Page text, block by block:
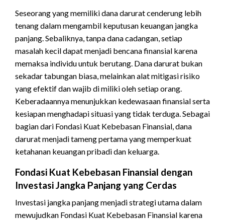
Seseorang yang memiliki dana darurat cenderung lebih
tenang dalam mengambil keputusan keuangan jangka
panjang. Sebaliknya, tanpa dana cadangan, setiap
masalah kecil dapat menjadi bencana finansial karena
memaksa individu untuk berutang. Dana darurat bukan
sekadar tabungan biasa, melainkan alat mitigasi risiko
yang efektif dan wajib di miliki oleh setiap orang.
Keberadaannya menunjukkan kedewasaan finansial serta
kesiapan menghadapi situasi yang tidak terduga. Sebagai
bagian dari Fondasi Kuat Kebebasan Finansial, dana
darurat menjadi tameng pertama yang memperkuat
ketahanan keuangan pribadi dan keluarga.
Fondasi Kuat Kebebasan Finansial dengan
Investasi Jangka Panjang yang Cerdas
Investasi jangka panjang menjadi strategi utama dalam
mewujudkan Fondasi Kuat Kebebasan Finansial karena